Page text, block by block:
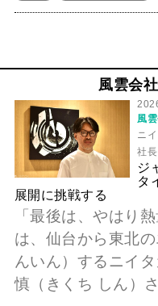
風雲会
風
ニ
社
ジ
タ
展開に挑戦する
「最後は、やはり
は、仙台から東北
んいん）するニイ
慎（きくち しん）